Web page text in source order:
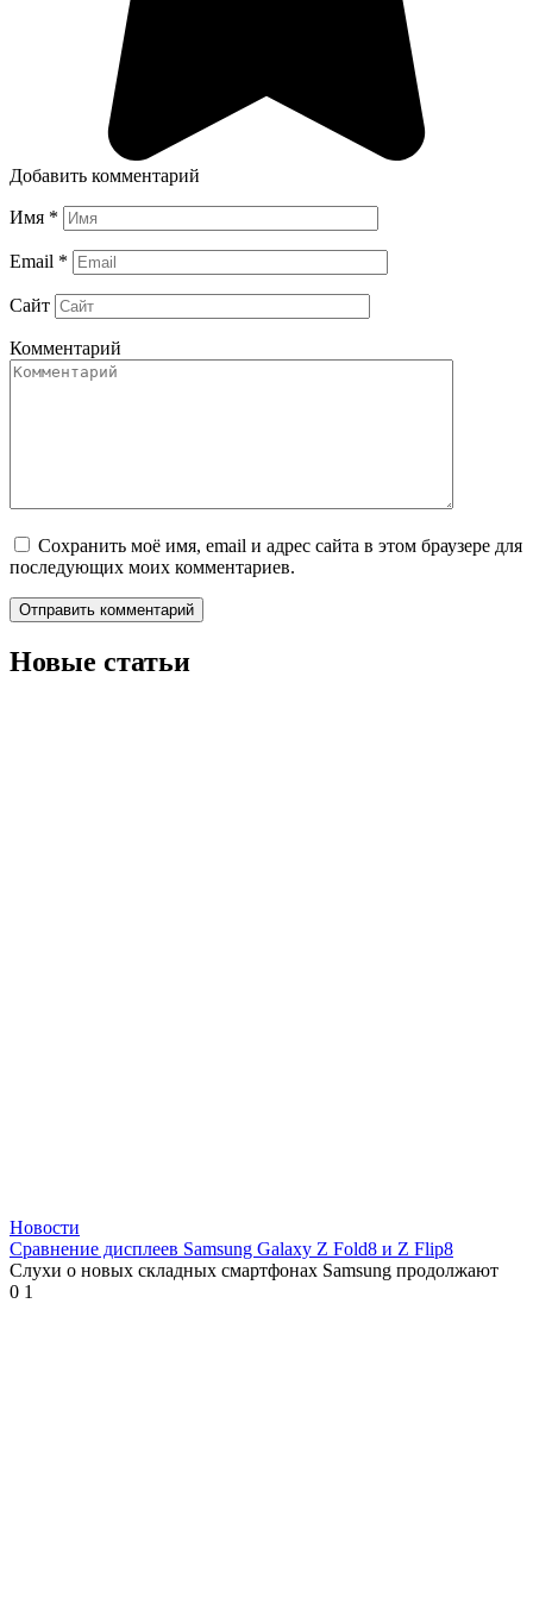
Добавить комментарий
Имя *
Email *
Сайт
Комментарий
Сохранить моё имя, email и адрес сайта в этом браузере для
последующих моих комментариев.
Новые статьи
Новости
Сравнение дисплеев Samsung Galaxy Z Fold8 и Z Flip8
Слухи о новых складных смартфонах Samsung продолжают
0 1